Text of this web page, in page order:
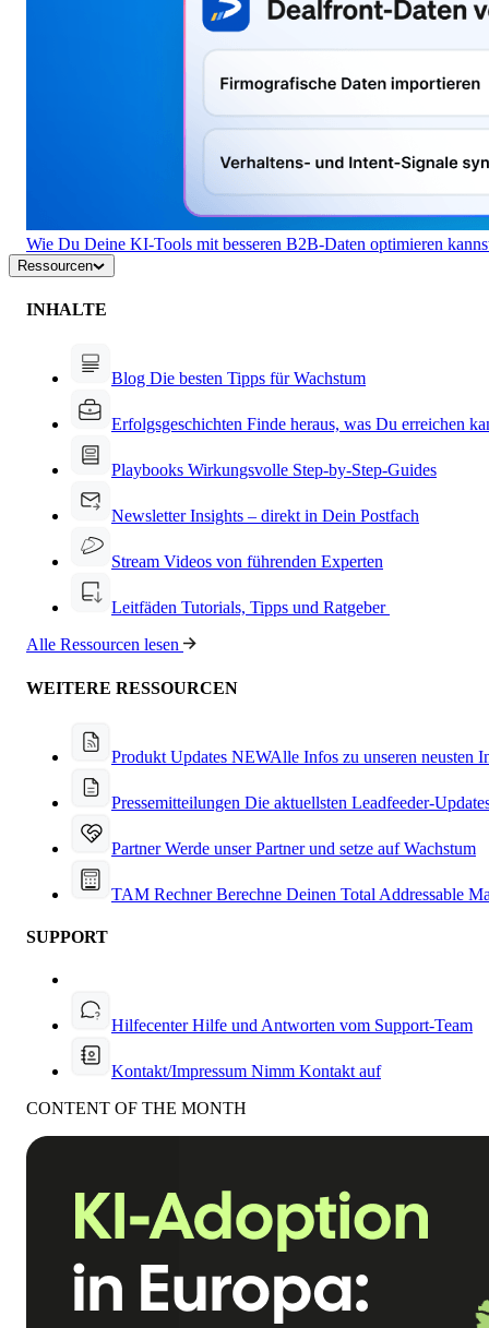
Wie Du Deine KI-Tools mit besseren B2B-Daten optimieren
Ressourcen
INHALTE
Blog Die besten Tipps für Wachstum
Erfolgsgeschichten Finde heraus, was Du erreichen
Playbooks Wirkungsvolle Step-by-Step-Guides
NewsletterInsights – direkt in Dein Postfach
Stream Videos von führenden Experten
Leitfäden Tutorials, Tipps und Ratgeber
Alle Ressourcen lesen
WEITERE RESSOURCEN
Produkt Updates NEWAlle Infos zu unseren neusten
Pressemitteilungen Die aktuellsten Leadfeeder-
PartnerWerde unser Partner und setze auf Wachstum
TAM RechnerBerechne Deinen Total Addressable
SUPPORT
HilfecenterHilfe und Antworten vom Support-Team
Kontakt/Impressum Nimm Kontakt auf
CONTENT OF THE MONTH